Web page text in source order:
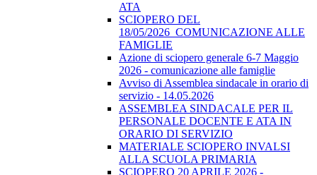
ATA
SCIOPERO DEL
18/05/2026_COMUNICAZIONE ALLE
FAMIGLIE
Azione di sciopero generale 6-7 Maggio
2026 - comunicazione alle famiglie
Avviso di Assemblea sindacale in orario di
servizio - 14.05.2026
ASSEMBLEA SINDACALE PER IL
PERSONALE DOCENTE E ATA IN
ORARIO DI SERVIZIO
MATERIALE SCIOPERO INVALSI
ALLA SCUOLA PRIMARIA
SCIOPERO 20 APRILE 2026 -